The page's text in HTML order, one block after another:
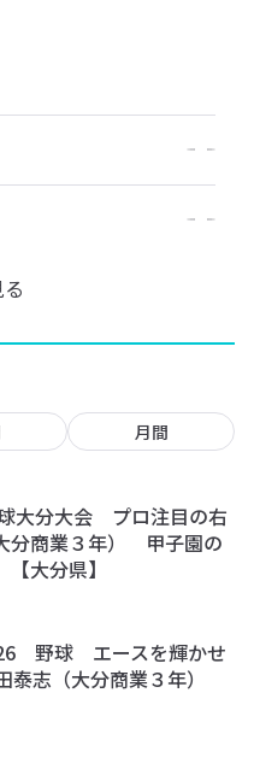
月間
大分大会 プロ注目の右
分商業３年） 甲子園の
大分県】
野球 エースを輝かせ
志（大分商業３年）